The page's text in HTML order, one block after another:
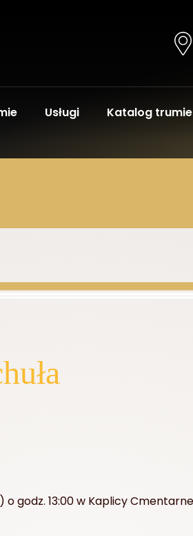
Usługi Katalog
o godz. 13:00 w Kaplicy